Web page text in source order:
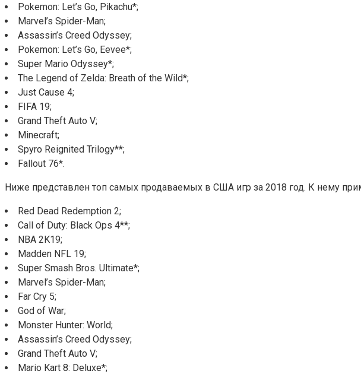
Pokemon: Let’s Go, Pikachu*;
Marvel’s Spider-Man;
Assassin’s Creed Odyssey;
Pokemon: Let’s Go, Eevee*;
Super Mario Odyssey*;
The Legend of Zelda: Breath of the Wild*;
Just Cause 4;
FIFA 19;
Grand Theft Auto V;
Minecraft;
Spyro Reignited Trilogy**;
Fallout 76*.
Ниже представлен топ самых продаваемых в США игр за 2018 год. К нему
Red Dead Redemption 2;
Call of Duty: Black Ops 4**;
NBA 2K19;
Madden NFL 19;
Super Smash Bros. Ultimate*;
Marvel’s Spider-Man;
Far Cry 5;
God of War;
Monster Hunter: World;
Assassin’s Creed Odyssey;
Grand Theft Auto V;
Mario Kart 8: Deluxe*;